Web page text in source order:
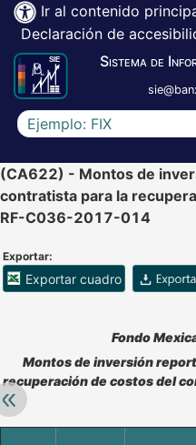
Ir al contenido
Declaración de
Sistema de
Escriba el texto a buscar
(CA622) - Montos de
contratista para la
RF-C036-2017-014
Exportar:
Exportar cuadro
Retroceder:
Accesibilidad de Cuadros
Fondo
Montos de inversión
recuperación de costos del